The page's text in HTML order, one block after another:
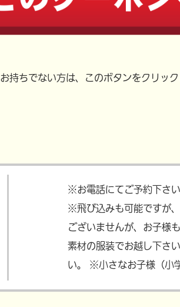
ちでない方は、このボタンをクリッ
※お電話にてご予約下さ
※飛び込みも可能ですが
ございませんが、お子様
素材の服装でお越し下さ
い。 ※小さなお子様（小